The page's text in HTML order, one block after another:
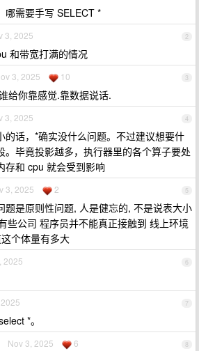
哪需要手写 SELECT *
2
3, 2025
和带宽打满的情况
3
3, 2025 10
给你靠感觉.靠数据说话.
4
3, 2025
的话，*确实没什么问题。不过建议想要什
。毕竟投影越多，执行器里的各个算子要处
存和 cpu 就会受到影响
5
3, 2025 2
题是原则性问题, 人是健忘的, 不是说表大小
些公司 程序员并不能真正接触到 线上环境
个体量有多大
6
2025
7
*。
8
Nov 3, 2025 6